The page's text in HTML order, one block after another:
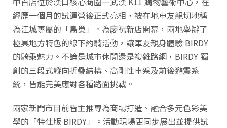
經歷一個月的試運營後正式亮相，被在地車友親切地稱
為江城專屬的「鳥巢」。為慶祝新店開幕，兩地舉辦了
極具地方特色的線下約騎活動，讓車友親身體驗 BIRDY
的騎乘魅力。不論是城市休閒還是複雜路網，BIRDY 獨
創的三段式縱向折疊結構、高剛性車架及前後避震系
統，皆能完美應對各種路面挑戰。
兩家新門市目前皆主推專為商場打造、融合多元色彩美
學的「特仕版 BIRDY」。活動現場更同步展出並提供試